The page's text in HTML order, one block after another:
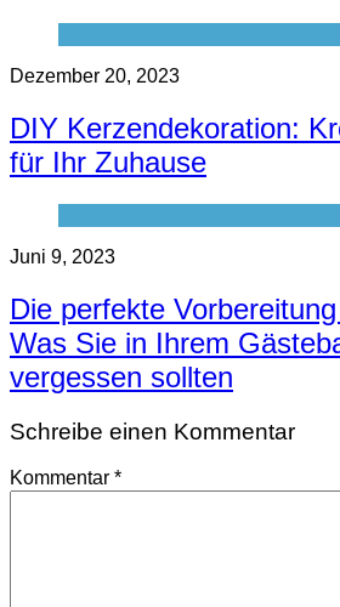
Dezember 20, 2023
DIY Kerzendekoration:
für Ihr Zuhause
Juni 9, 2023
Die perfekte
Was Sie in Ihrem
vergessen sollten
Schreibe einen Kommentar
Kommentar *